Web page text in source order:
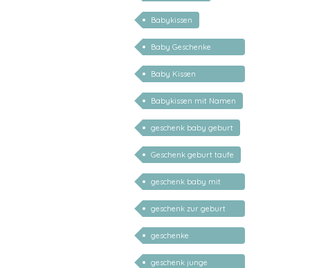
Babykissen
Baby Geschenke
personalisierbar
Baby Kissen
personalisiert
Babykissen mit Namen
geschenk baby geburt
Geschenk geburt taufe
geschenk baby mit
namen
geschenk zur geburt
mädchen
geschenke
personalisiert kinder
geschenk junge